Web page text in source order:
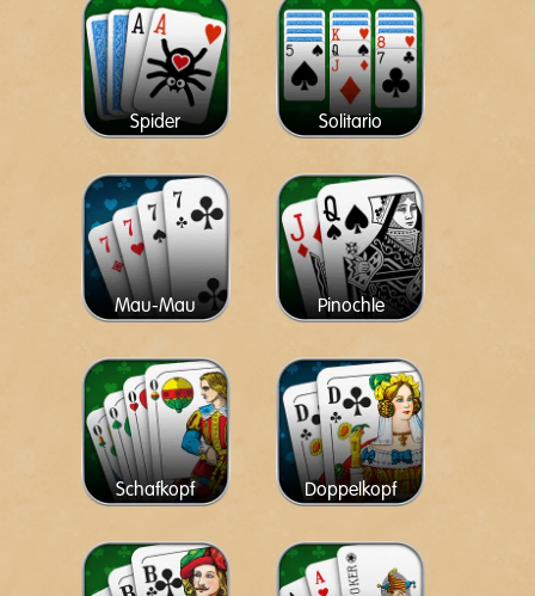
Spider Solitario
Mau-Mau Pinochle
Schafkopf Doppelkopf